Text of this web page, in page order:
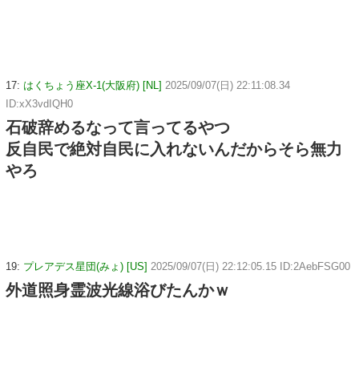
17: はくちょう座X-1(大阪府) [NL] 2025/09/07(日) 22:11:08.34
ID:xX3vdIQH0
石破辞めるなって言ってるやつ
反自民で絶対自民に入れないんだからそら無力
やろ
19: プレアデス星団(みょ) [US] 2025/09/07(日) 22:12:05.15 ID:2AebFSG00
外道照身霊波光線浴びたんかｗ